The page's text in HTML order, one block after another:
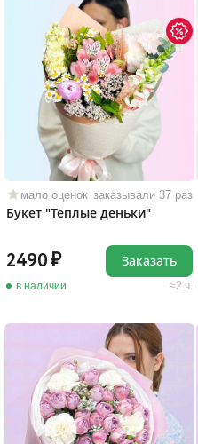
мало оценок заказывали 37 раз
Букет "Теплые деньки"
2490
в наличии 2 ч.
Заказать